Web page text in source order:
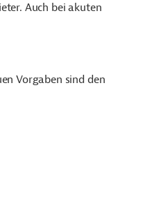
Auch bei akuten
Vorgaben sind den